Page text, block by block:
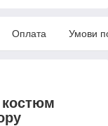
Оплата Умови
костюм